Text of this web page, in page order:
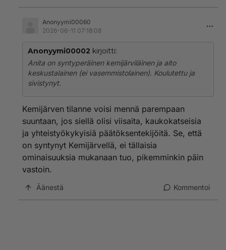
Anonyymi00060
2026-06-11 07:18:08
Anonyymi00002 kirjoitti:
Anita on syntyperäinen kemijärviläinen ja aito
keskustalainen (ei vasemmistolainen). Koulutettu ja
sivistynyt.
Kemijärven tilanne voisi mennä parempaan
suuntaan, jos siellä olisi viisaita, kaukokatseisia
ja yhteistyökykyisiä päätöksentekijöitä. Se, että
on syntynyt Kemijärvellä, ei tällaisia
ominaisuuksia mukanaan tuo, pikemminkin päin
vastoin.
Äänestä Kommentoi